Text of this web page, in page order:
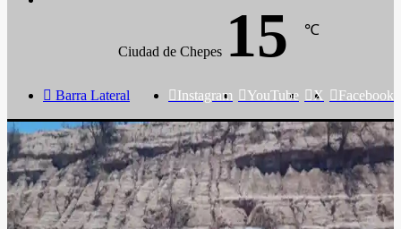
Ciudad de Chepes 15 ℃
Facebook
X
YouTube
Instagram
Barra Lateral